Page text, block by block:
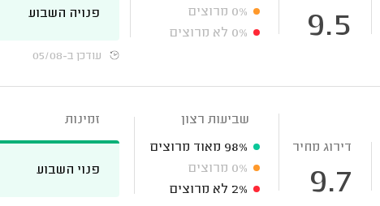
9.5
0% מרוצים
0% לא מרוצים
פנויה השבוע
עודכן ב-05/08
דירוג מחיר
9.7
שביעות רצון
98% מאוד מרוצים
0% מרוצים
2% לא מרוצים
זמינות
פנוי השבוע